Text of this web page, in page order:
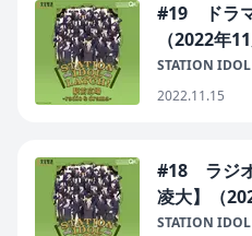
#19 ドラ
（2022年
STATION
2022.11.15
#18 ラジ
凌大】（
STATION